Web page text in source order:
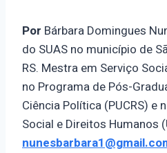
Por Bárbara Domingues
do SUAS no município de
RS. Mestra em Serviço
no Programa de Pós-
Ciência Política (PUCRS) e
Social e Direitos Humanos